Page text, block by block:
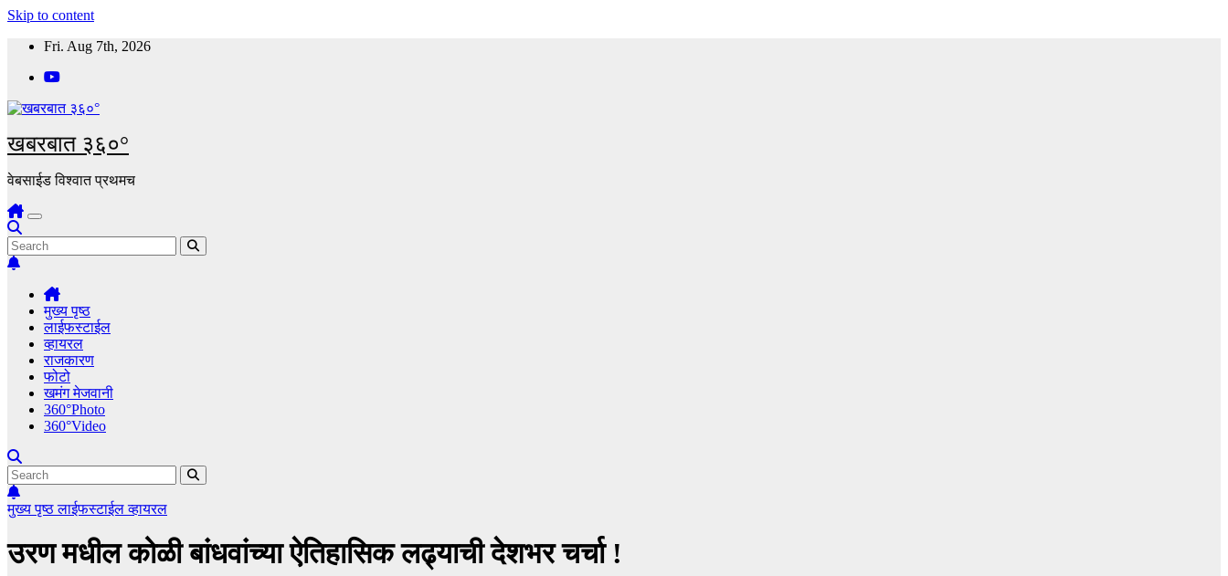
Skip to content
Fri. Aug 7th, 2026
खबरबात ३६०°
वेबसाईड विश्वात प्रथमच
मुख्य पृष्ठ
लाईफस्टाईल
व्हायरल
राजकारण
फोटो
खमंग मेजवानी
360°Photo
360°Video
मुख्य पृष्ठलाईफस्टाईलव्हायरल
उरण मधील कोळी बांधवांच्या ऐतिहासिक लढ्याची देशभर चर्चा !